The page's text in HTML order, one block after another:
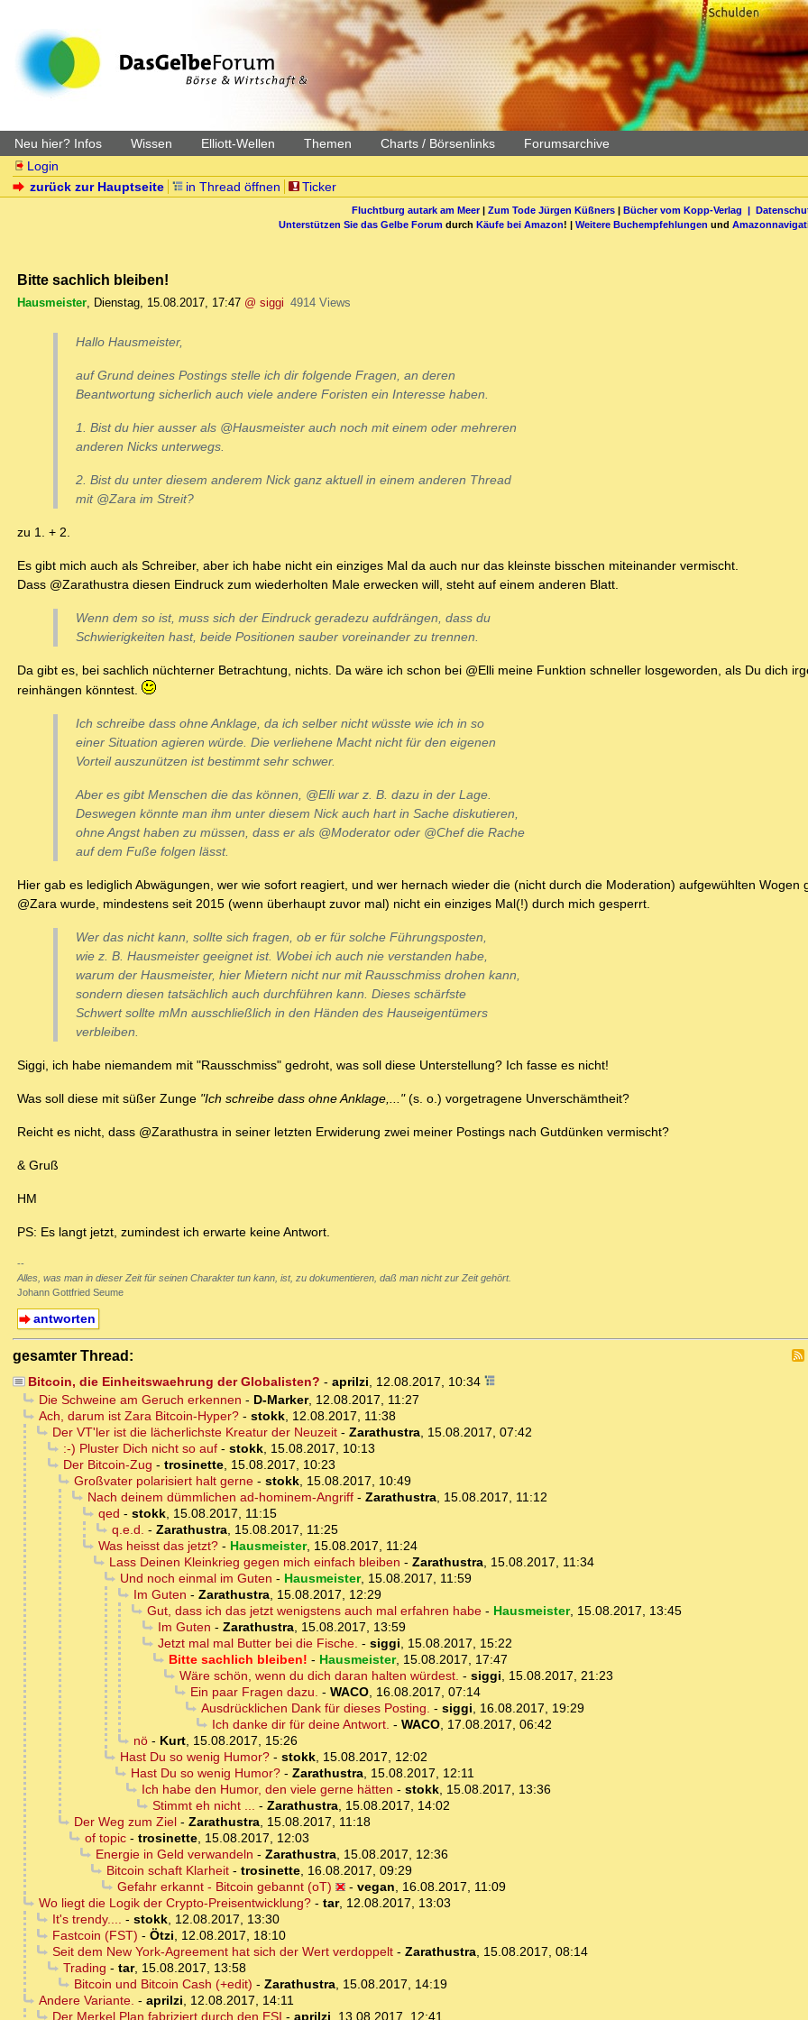
Neu hier? Infos Wissen Elliott-Wellen Themen Charts / Börsenlinks Forumsarchive
Login
zurück zur Hauptseite
in Thread öffnen Ticker
Fluchtburg autark am Meer| Zum Tode Jürgen Küßners| Bücher vom Kopp-Verlag |
Unterstützen Sie das Gelbe Forum durch Käufe bei Amazon! | Weitere Buchempfehlungen und
Bitte sachlich bleiben!
Hausmeister, Dienstag, 15.08.2017, 17:47 @ siggi 4914 Views
Hallo Hausmeister,
auf Grund deines Postings stelle ich dir folgende Fragen, an deren
Beantwortung sicherlich auch viele andere Foristen ein Interesse haben.
1. Bist du hier ausser als @Hausmeister auch noch mit einem oder mehreren
anderen Nicks unterwegs.
2. Bist du unter diesem anderem Nick ganz aktuell in einem anderen Thread
mit @Zara im Streit?
zu 1. + 2.
Es gibt mich auch als Schreiber, aber ich habe nicht ein einziges Mal da auch nur das kleinste bisschen miteinander vermischt.
Dass @Zarathustra diesen Eindruck zum wiederholten Male erwecken will, steht auf einem anderen Blatt.
Wenn dem so ist, muss sich der Eindruck geradezu aufdrängen, dass du
Schwierigkeiten hast, beide Positionen sauber voreinander zu trennen.
Da gibt es, bei sachlich nüchterner Betrachtung, nichts. Da wäre ich schon bei @Elli meine Funktion schneller losgeworden, als Du dich
reinhängen könntest.
Ich schreibe dass ohne Anklage, da ich selber nicht wüsste wie ich in so
einer Situation agieren würde. Die verliehene Macht nicht für den eigenen
Vorteil auszunützen ist bestimmt sehr schwer.
Aber es gibt Menschen die das können, @Elli war z. B. dazu in der Lage.
Deswegen könnte man ihm unter diesem Nick auch hart in Sache diskutieren,
ohne Angst haben zu müssen, dass er als @Moderator oder @Chef die Rache
auf dem Fuße folgen lässt.
Hier gab es lediglich Abwägungen, wer wie sofort reagiert, und wer hernach wieder die (nicht durch die Moderation) aufgewühlten Wogen
@Zara wurde, mindestens seit 2015 (wenn überhaupt zuvor mal) nicht ein einziges Mal(!) durch mich gesperrt.
Wer das nicht kann, sollte sich fragen, ob er für solche Führungsposten,
wie z. B. Hausmeister geeignet ist. Wobei ich auch nie verstanden habe,
warum der Hausmeister, hier Mietern nicht nur mit Rausschmiss drohen kann,
sondern diesen tatsächlich auch durchführen kann. Dieses schärfste
Schwert sollte mMn ausschließlich in den Händen des Hauseigentümers
verbleiben.
Siggi, ich habe niemandem mit "Rausschmiss" gedroht, was soll diese Unterstellung? Ich fasse es nicht!
Was soll diese mit süßer Zunge "Ich schreibe dass ohne Anklage,..."(s. o.) vorgetragene Unverschämtheit?
Reicht es nicht, dass @Zarathustra in seiner letzten Erwiderung zwei meiner Postings nach Gutdünken vermischt?
& Gruß
HM
PS: Es langt jetzt, zumindest ich erwarte keine Antwort.
--
Alles, was man in dieser Zeit für seinen Charakter tun kann, ist, zu dokumentieren, daß man nicht zur Zeit gehört.
Johann Gottfried Seume
antworten
gesamter Thread:
Bitcoin, die Einheitswaehrung der Globalisten? - aprilzi, 12.08.2017, 10:34
Die Schweine am Geruch erkennen - D-Marker, 12.08.2017, 11:27
Ach, darum ist Zara Bitcoin-Hyper?- stokk, 12.08.2017, 11:38
Der VT'ler ist die lächerlichste Kreatur der Neuzeit- Zarathustra, 15.08.2017, 07:42
:-) Pluster Dich nicht so auf- stokk, 15.08.2017, 10:13
Der Bitcoin-Zug - trosinette, 15.08.2017, 10:23
Großvater polarisiert halt gerne- stokk, 15.08.2017, 10:49
Nach deinem dümmlichen ad-hominem-Angriff- Zarathustra, 15.08.2017, 11:12
qed - stokk, 15.08.2017, 11:15
q.e.d. - Zarathustra, 15.08.2017, 11:25
Was heisst das jetzt?- Hausmeister, 15.08.2017, 11:24
Lass Deinen Kleinkrieg gegen mich einfach bleiben - Zarathustra, 15.08.2017, 11:34
Und noch einmal im Guten - Hausmeister, 15.08.2017, 11:59
Im Guten - Zarathustra, 15.08.2017, 12:29
Gut, dass ich das jetzt wenigstens auch mal erfahren habe- Hausmeister, 15.08.2017, 13:45
Im Guten - Zarathustra, 15.08.2017, 13:59
Jetzt mal mal Butter bei die Fische. - siggi, 15.08.2017, 15:22
Bitte sachlich bleiben! - Hausmeister, 15.08.2017, 17:47
Wäre schön, wenn du dich daran halten würdest. - siggi, 15.08.2017, 21:23
Ein paar Fragen dazu. - WACO, 16.08.2017, 07:14
Ausdrücklichen Dank für dieses Posting. - siggi, 16.08.2017, 19:29
Ich danke dir für deine Antwort. - WACO, 17.08.2017, 06:42
nö- Kurt, 15.08.2017, 15:26
Hast Du so wenig Humor?- stokk, 15.08.2017, 12:02
Hast Du so wenig Humor?- Zarathustra, 15.08.2017, 12:11
Ich habe den Humor, den viele gerne hätten - stokk, 15.08.2017, 13:36
Stimmt eh nicht ... - Zarathustra, 15.08.2017, 14:02
Der Weg zum Ziel- Zarathustra, 15.08.2017, 11:18
of topic- trosinette, 15.08.2017, 12:03
Energie in Geld verwandeln - Zarathustra, 15.08.2017, 12:36
Bitcoin schaft Klarheit- trosinette, 16.08.2017, 09:29
Gefahr erkannt - Bitcoin gebannt (oT)
- vegan, 16.08.2017, 11:09
Wo liegt die Logik der Crypto-Preisentwicklung?- tar, 12.08.2017, 13:03
It's trendy.... - stokk, 12.08.2017, 13:30
Fastcoin (FST) - Ötzi, 12.08.2017, 18:10
Seit dem New York-Agreement hat sich der Wert verdoppelt- Zarathustra, 15.08.2017, 08:14
Trading - tar, 15.08.2017, 13:58
Bitcoin und Bitcoin Cash (+edit) - Zarathustra, 15.08.2017, 14:19
Andere Variante. - aprilzi, 12.08.2017, 14:11
Der Merkel Plan fabriziert durch den ESI - aprilzi 13.08.2017, 12:41